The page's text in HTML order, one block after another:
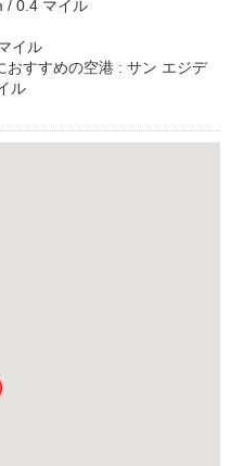
/ 0.4 マイル
イル
おすすめの空港 : サン エジデ
ル